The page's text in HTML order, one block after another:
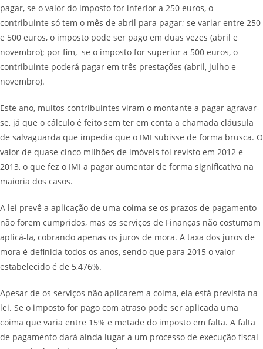
pagar, se o valor do imposto for inferior a 250 euros, o
contribuinte só tem o mês de abril para pagar; se variar entre 250
e 500 euros, o imposto pode ser pago em duas vezes (abril e
novembro); por fim, se o imposto for superior a 500 euros, o
contribuinte poderá pagar em três prestações (abril, julho e
novembro).
Este ano, muitos contribuintes viram o montante a pagar agravar-
se, já que o cálculo é feito sem ter em conta a chamada cláusula
de salvaguarda que impedia que o IMI subisse de forma brusca. O
valor de quase cinco milhões de imóveis foi revisto em 2012 e
2013, o que fez o IMI a pagar aumentar de forma significativa na
maioria dos casos.
A lei prevê a aplicação de uma coima se os prazos de pagamento
não forem cumpridos, mas os serviços de Finanças não costumam
aplicá-la, cobrando apenas os juros de mora. A taxa dos juros de
mora é definida todos os anos, sendo que para 2015 o valor
estabelecido é de 5,476%.
Apesar de os serviços não aplicarem a coima, ela está prevista na
lei. Se o imposto for pago com atraso pode ser aplicada uma
coima que varia entre 15% e metade do imposto em falta. A falta
de pagamento dará ainda lugar a um processo de execução fiscal